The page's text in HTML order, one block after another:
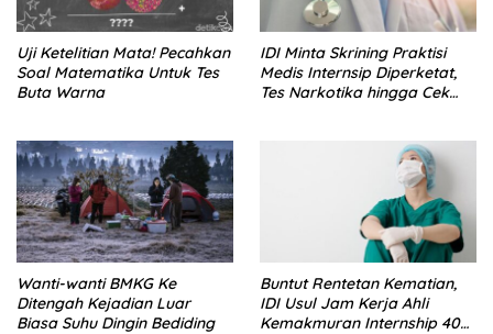
Uji Ketelitian Mata! Pecahkan
Soal Matematika Untuk Tes
Buta Warna
IDI Minta Skrining Praktisi
Medis Internsip Diperketat,
Tes Narkotika hingga Cek
Wanti-wanti BMKG Ke
Ditengah Kejadian Luar
Biasa Suhu Dingin Bediding
Buntut Rentetan Kematian,
IDI Usul Jam Kerja Ahli
Kemakmuran Internship 40